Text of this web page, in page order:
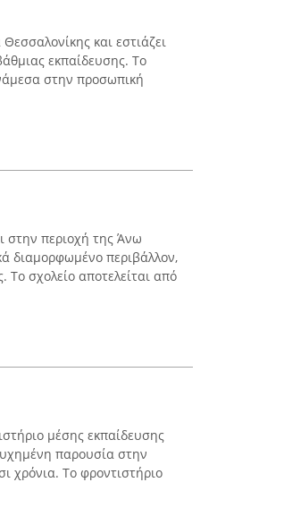
και εστιάζει
εκπαίδευσης. Το
στην προσωπική
στην περιοχή της Άνω
διαμορφωμένο περιβάλλον,
σχολείο αποτελείται από
μέσης εκπαίδευσης
παρουσία στην
χρόνια. Το φροντιστήριο